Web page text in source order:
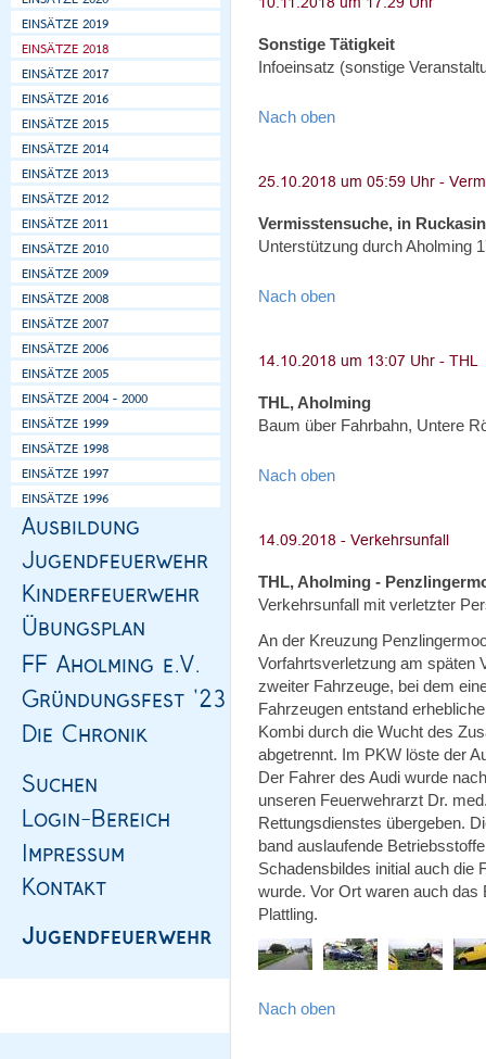
Sonstige Tätigkeit
Infoeinsatz (sonstige
Nach oben
Vermisstensuche, in
Unterstützung durch Aholming
Nach oben
THL, Aholming
Baum über Fahrbahn, Untere
Nach oben
THL, Aholming -
Verkehrsunfall mit verletzter
An der Kreuzung
Vorfahrtsverletzung am späten
zweiter Fahrzeuge, bei dem
Fahrzeugen entstand
Kombi durch die Wucht des
abgetrennt. Im PKW löste der
Der Fahrer des Audi wurde
unseren Feuerwehrarzt Dr.
Rettungsdienstes übergeben.
band auslaufende
Schadensbildes initial auch die
wurde. Vor Ort waren auch
Plattling.
Nach oben